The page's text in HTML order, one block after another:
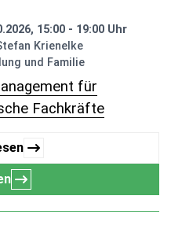
15:00 - 19:00 Uhr
Krienelke
und Familie
für
Fachkräfte